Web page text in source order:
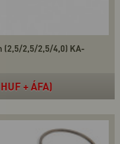
(2,5/2,5/2,5/4,0) KA-
+ ÁFA)